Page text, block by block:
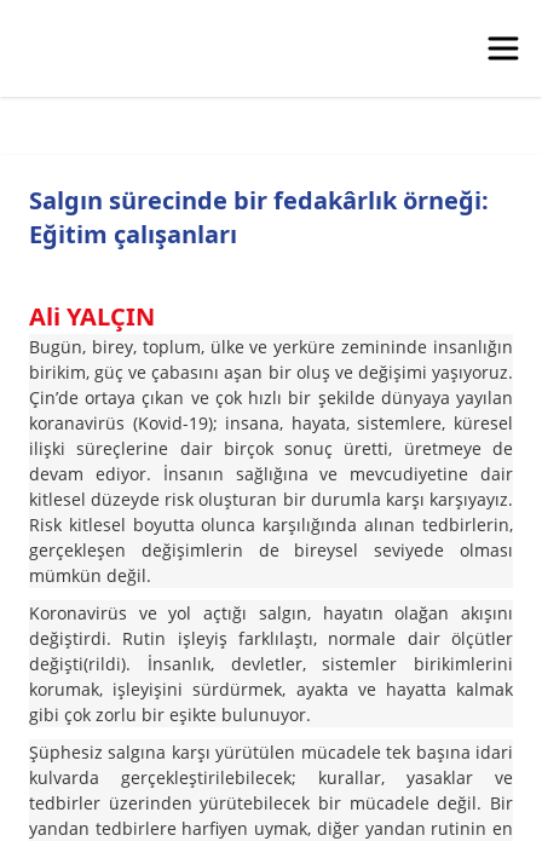
Salgın sürecinde bir fedakârlık örneği:
Eğitim çalışanları
Ali YALÇIN
Bugün, birey, toplum, ülke ve yerküre zemininde insanlığın
birikim, güç ve çabasını aşan bir oluş ve değişimi yaşıyoruz.
Çin’de ortaya çıkan ve çok hızlı bir şekilde dünyaya yayılan
koranavirüs (Kovid-19); insana, hayata, sistemlere, küresel
ilişki süreçlerine dair birçok sonuç üretti, üretmeye de
devam ediyor. İnsanın sağlığına ve mevcudiyetine dair
kitlesel düzeyde risk oluşturan bir durumla karşı karşıyayız.
Risk kitlesel boyutta olunca karşılığında alınan tedbirlerin,
gerçekleşen değişimlerin de bireysel seviyede olması
mümkün değil.
Koronavirüs ve yol açtığı salgın, hayatın olağan akışını
değiştirdi. Rutin işleyiş farklılaştı, normale dair ölçütler
değişti(rildi). İnsanlık, devletler, sistemler birikimlerini
korumak, işleyişini sürdürmek, ayakta ve hayatta kalmak
gibi çok zorlu bir eşikte bulunuyor.
Şüphesiz salgına karşı yürütülen mücadele tek başına idari
kulvarda gerçekleştirilebilecek; kurallar, yasaklar ve
tedbirler üzerinden yürütebilecek bir mücadele değil. Bir
yandan tedbirlere harfiyen uymak, diğer yandan rutinin en